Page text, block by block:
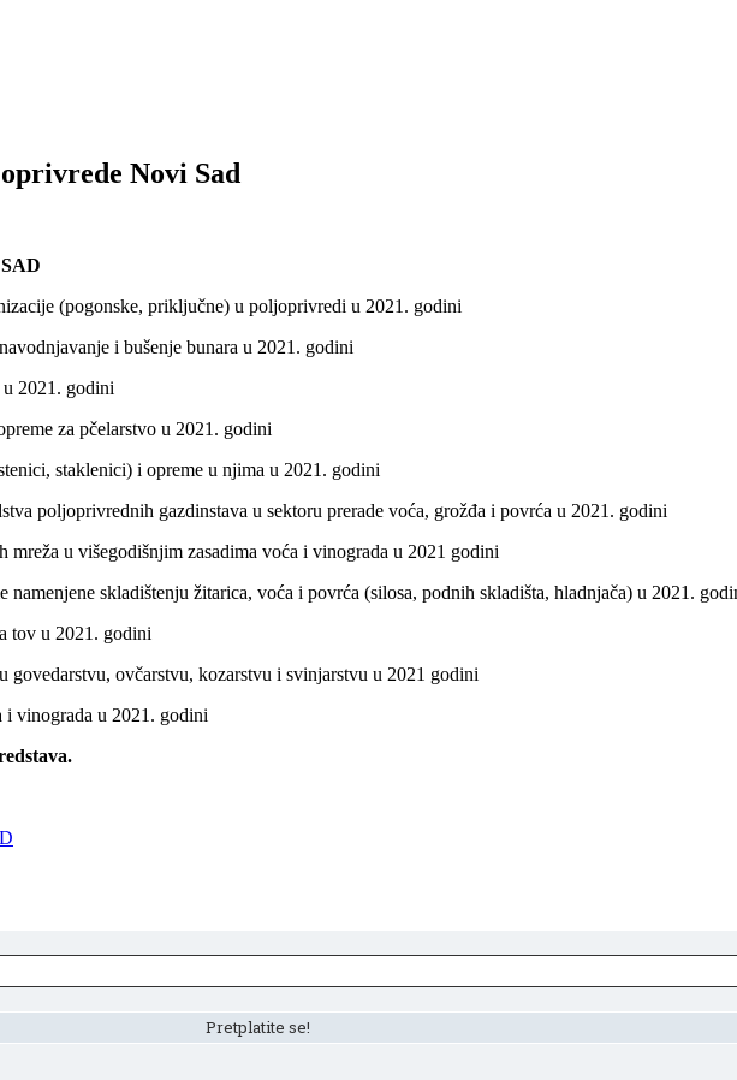
Novi Sad
(pogonske, priključne) u poljoprivredi u 2021. godini
i bušenje bunara u 2021. godini
2021. godini
za pčelarstvo u 2021. godini
staklenici) i opreme u njima u 2021. godini
poljoprivrednih gazdinstava u sektoru prerade voća, grožđa i povrća u 2021. godini
u višegodišnjim zasadima voća i vinograda u 2021 godini
skladištenju žitarica, voća i povrća (silosa, podnih skladišta, hladnjača) u 2021.
tov u 2021. godini
ovčarstvu, kozarstvu i svinjarstvu u 2021 godini
i vinograda u 2021. godini